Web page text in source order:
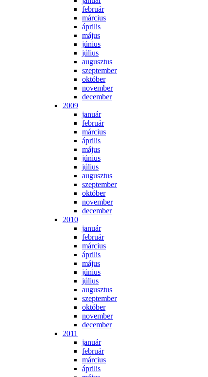
feb­ru­ár
már­ci­us
áp­ri­lis
má­jus
jú­ni­us
jú­li­us
au­gusz­tus
szep­tem­ber
ok­tó­ber
no­vem­ber
de­cem­ber
2009
ja­nu­ár
feb­ru­ár
már­ci­us
áp­ri­lis
má­jus
jú­ni­us
jú­li­us
au­gusz­tus
szep­tem­ber
ok­tó­ber
no­vem­ber
de­cem­ber
2010
ja­nu­ár
feb­ru­ár
már­ci­us
áp­ri­lis
má­jus
jú­ni­us
jú­li­us
au­gusz­tus
szep­tem­ber
ok­tó­ber
no­vem­ber
de­cem­ber
2011
ja­nu­ár
feb­ru­ár
már­ci­us
áp­ri­lis